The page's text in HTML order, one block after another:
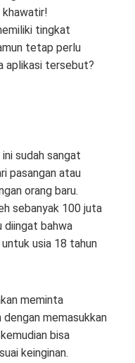
khawatir!
tingkat
tetap perlu
aplikasi tersebut?
sudah sangat
pasangan atau
orang baru.
sebanyak 100 juta
diingat bahwa
usia 18 tahun
meminta
memasukkan
bisa
keinginan.